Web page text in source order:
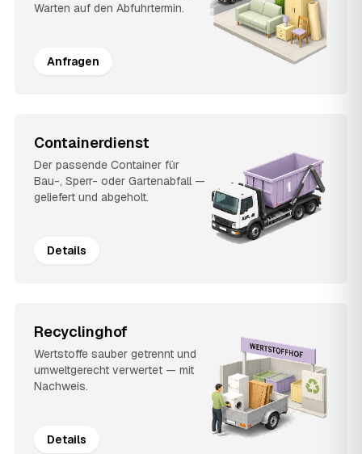
Warten auf den Abfuhrtermin.
Anfragen
Containerdienst
Der passende Container für
Bau-, Sperr- oder Gartenabfall —
geliefert und abgeholt.
Details
Recyclinghof
Wertstoffe sauber getrennt und
umweltgerecht verwertet — mit
Nachweis.
Details